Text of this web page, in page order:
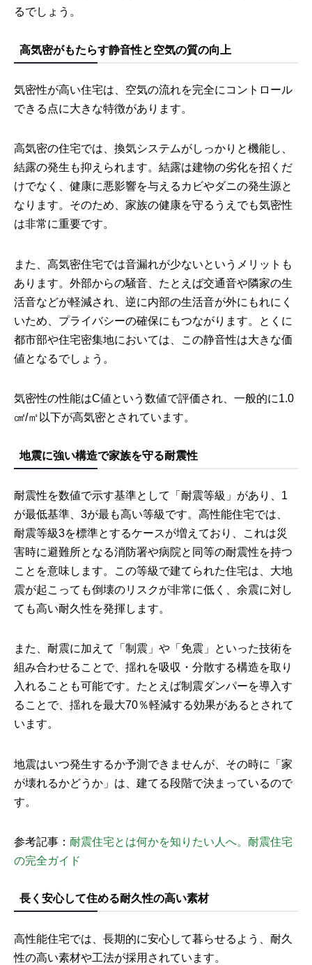
るでしょう。
高気密がもたらす静音性と空気の質の向上
気密性が高い住宅は、空気の流れを完全にコントロール
できる点に大きな特徴があります。
高気密の住宅では、換気システムがしっかりと機能し、
結露の発生も抑えられます。結露は建物の劣化を招くだ
けでなく、健康に悪影響を与えるカビやダニの発生源と
なります。そのため、家族の健康を守るうえでも気密性
は非常に重要です。
また、高気密住宅では音漏れが少ないというメリットも
あります。外部からの騒音、たとえば交通音や隣家の生
活音などが軽減され、逆に内部の生活音が外にもれにく
いため、プライバシーの確保にもつながります。とくに
都市部や住宅密集地においては、この静音性は大きな価
値となるでしょう。
気密性の性能はC値という数値で評価され、一般的に1.0
㎠/㎡以下が高気密とされています。
地震に強い構造で家族を守る耐震性
耐震性を数値で示す基準として「耐震等級」があり、1
が最低基準、3が最も高い等級です。高性能住宅では、
耐震等級3を標準とするケースが増えており、これは災
害時に避難所となる消防署や病院と同等の耐震性を持つ
ことを意味します。この等級で建てられた住宅は、大地
震が起こっても倒壊のリスクが非常に低く、余震に対し
ても高い耐久性を発揮します。
また、耐震に加えて「制震」や「免震」といった技術を
組み合わせることで、揺れを吸収・分散する構造を取り
入れることも可能です。たとえば制震ダンパーを導入す
ることで、揺れを最大70％軽減する効果があるとされて
います。
地震はいつ発生するか予測できませんが、その時に「家
が壊れるかどうか」は、建てる段階で決まっているので
す。
参考記事： 耐震住宅とは何かを知りたい人へ。耐震住宅
の完全ガイド
長く安心して住める耐久性の高い素材
高性能住宅では、長期的に安心して暮らせるよう、耐久
性の高い素材や工法が採用されています。